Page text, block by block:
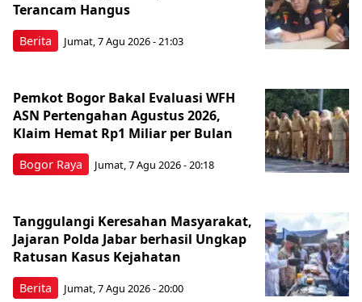
Berita
Terancam Hangus
Jumat, 7 Agu 2026 - 21:03
Bogor Raya
Pemkot Bogor Bakal Evaluasi WFH
ASN Pertengahan Agustus 2026,
Klaim Hemat Rp1 Miliar per Bulan
Jumat, 7 Agu 2026 - 20:18
Berita
Tanggulangi Keresahan Masyarakat,
Jajaran Polda Jabar berhasil Ungkap
Ratusan Kasus Kejahatan
Jumat, 7 Agu 2026 - 20:00